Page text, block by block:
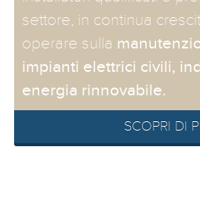
settore, in continua
operare sulla
impianti elettrici civili,
energia rinnovabile.
SCOPRI DI